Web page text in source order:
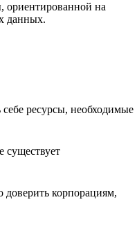
ориентированной на
данных.
ресурсы, необходимые
существует
корпорациям,